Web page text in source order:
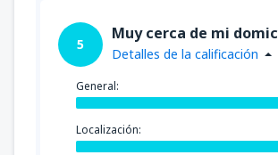
5
Muy cerca de mi
Detalles de la calificación
General:
Localización: